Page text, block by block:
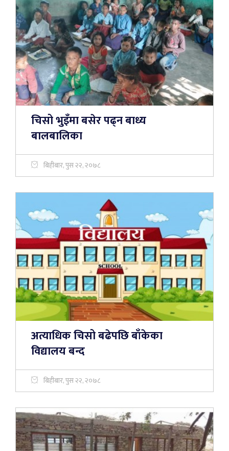
चिसो भुइँमा बसेर पढ्न बाध्य
बालबालिका
बिहीबार, पुस २२, २०७८
अत्याधिक चिसो बढेपछि बाँकेका
विद्यालय बन्द
बिहीबार, पुस २२, २०७८